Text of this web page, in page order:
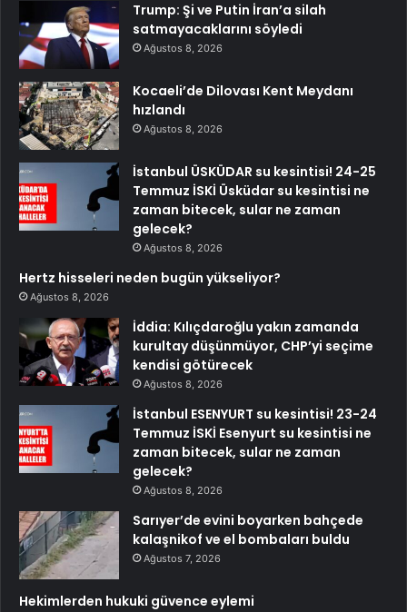
Trump: Şi ve Putin İran’a silah
satmayacaklarını söyledi
Ağustos 8, 2026
Kocaeli’de Dilovası Kent Meydanı
hızlandı
Ağustos 8, 2026
İstanbul ÜSKÜDAR su kesintisi! 24-25
Temmuz İSKİ Üsküdar su kesintisi ne
zaman bitecek, sular ne zaman
gelecek?
Ağustos 8, 2026
Hertz hisseleri neden bugün yükseliyor?
Ağustos 8, 2026
İddia: Kılıçdaroğlu yakın zamanda
kurultay düşünmüyor, CHP’yi seçime
kendisi götürecek
Ağustos 8, 2026
İstanbul ESENYURT su kesintisi! 23-24
Temmuz İSKİ Esenyurt su kesintisi ne
zaman bitecek, sular ne zaman
gelecek?
Ağustos 8, 2026
Sarıyer’de evini boyarken bahçede
kalaşnikof ve el bombaları buldu
Ağustos 7, 2026
Hekimlerden hukuki güvence eylemi